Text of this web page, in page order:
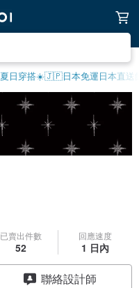
夏日穿搭☀️🇯🇵日本免運日本直送
已賣出件數
52
回應速度
1 日內
聯絡設計師